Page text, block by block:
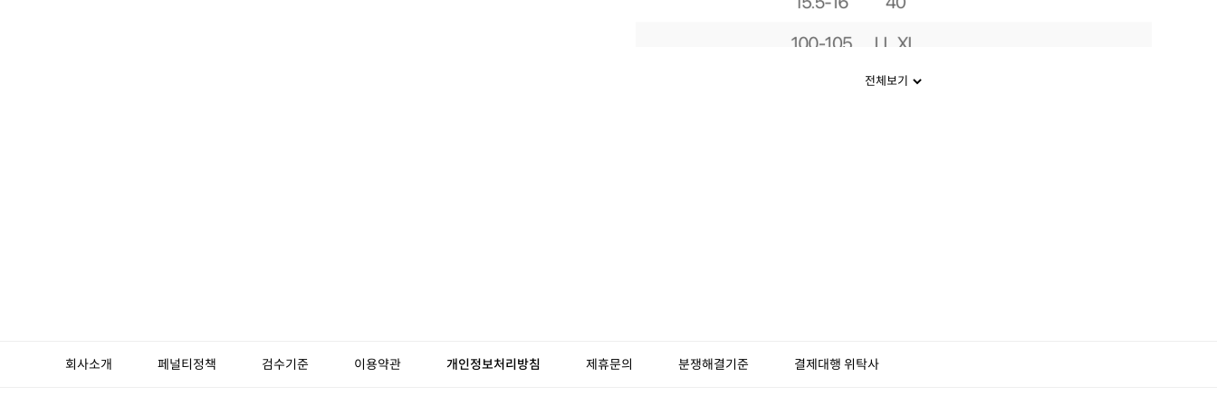
전체보기
회사소개 페널티정책 검수기준 이용약관 개인정보처리방침 제휴문의 분쟁해결기준 결제대행 위탁사